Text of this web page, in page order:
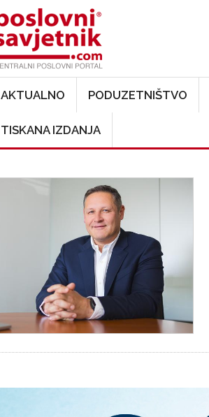
AKTUALNO PODUZETNIŠTVO
TISKANA IZDANJA